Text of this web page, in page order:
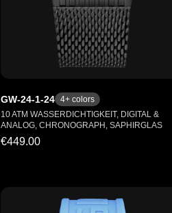
GW-24-1-24 4+ colors
10 ATM WASSERDICHTIGKEIT, DIGITAL &
ANALOG, CHRONOGRAPH, SAPHIRGLAS
€449.00